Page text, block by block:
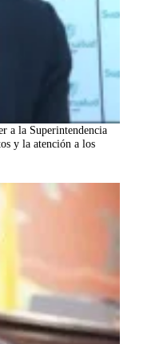
a la Superintendencia
y la atención a los